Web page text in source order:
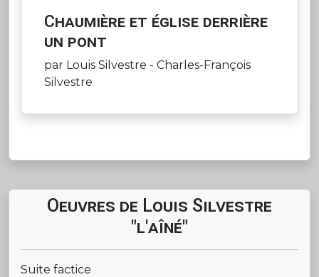
Chaumière et église derrière
un pont
par Louis Silvestre - Charles-François
Silvestre
Oeuvres de Louis Silvestre
"l'aîné"
Suite factice